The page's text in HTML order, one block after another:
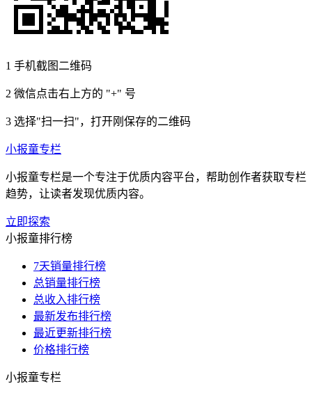
1 手机截图二维码
2 微信点击右上方的 "+" 号
3 选择"扫一扫"，打开刚保存的二维码
小报童专栏
小报童专栏是一个专注于优质内容平台，帮助创作者获取专栏
趋势，让读者发现优质内容。
立即探索
小报童排行榜
7天销量排行榜
总销量排行榜
总收入排行榜
最新发布排行榜
最近更新排行榜
价格排行榜
小报童专栏